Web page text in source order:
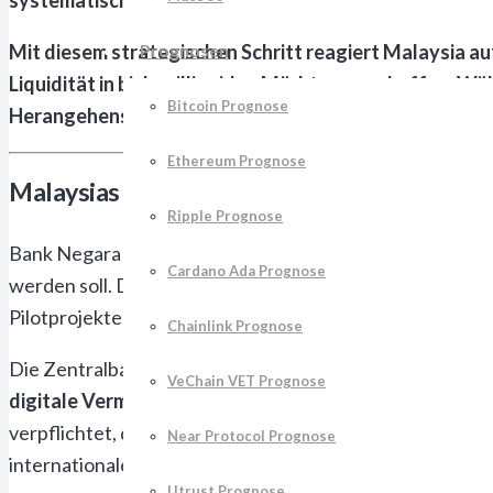
Prognosen
Bitcoin Prognose
Ethereum Prognose
Ripple Prognose
Cardano Ada Prognose
Chainlink Prognose
VeChain VET Prognose
Near Protocol Prognose
Mit diesem strategischen Schritt reagiert Malaysia
Liquidität in bisher illiquiden Märkten zu schaffen.
Herangehensweise mit klaren regulatorischen
Malaysias Zentralbank startet
Bank Negara Malaysia hat offiziell eine strukturierte
werden soll. Die erste Phase konzentriert sich auf die
Pilotprojekte mit ausgewählten institutionellen
Die Zentralbank arbeitet dabei eng mit der Securities
digitale Vermögenswerte
zu schaffen. Bereits jetzt
verpflichtet, darunter Maybank, CIMB Bank und Public
internationale Standards übertreffen sollen.